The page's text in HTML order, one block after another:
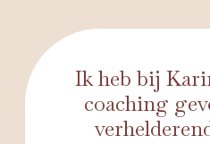
Ik heb bij
coaching